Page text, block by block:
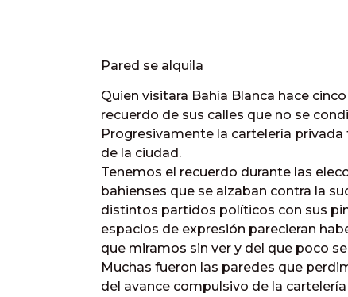
Pared se alquila
Quien visitara Bahía Blanca hace
recuerdo de sus calles que no se
Progresivamente la cartelería
de la ciudad.
Tenemos el recuerdo durante las
bahienses que se alzaban contra la
distintos partidos políticos con sus
espacios de expresión parecieran
que miramos sin ver y del que poco
Muchas fueron las paredes que
del avance compulsivo de la